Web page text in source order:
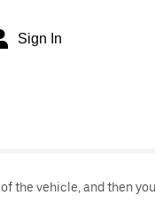
Sign In
the vehicle, and then